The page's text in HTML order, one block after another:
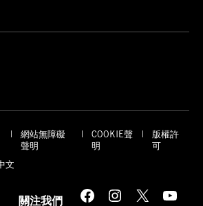
網站無障礙
聲明
COOKIE聲
明
版權許
可
文
關注我們 Facebook Instagram X YouTube